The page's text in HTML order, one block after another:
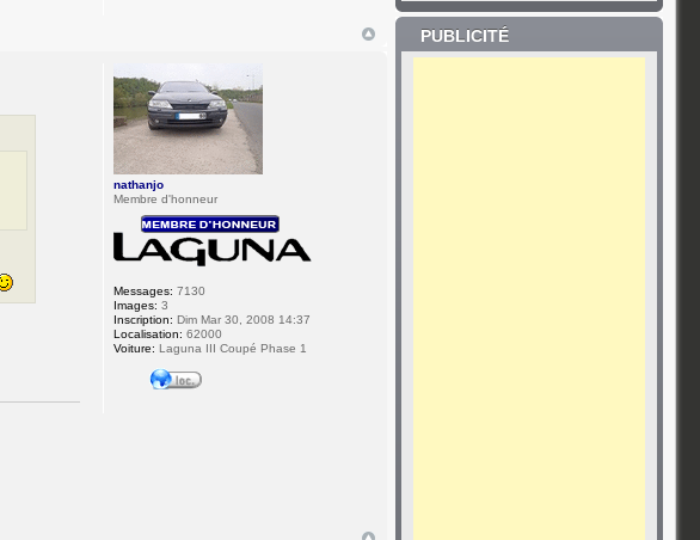
nathanjo
Membre d'honneur
Messages: 7130
Images: 3
Inscription: Dim Mar 30, 2008 14:37
Localisation: 62000
Voiture: Laguna III Coupé Phase 1
PUBLICITÉ